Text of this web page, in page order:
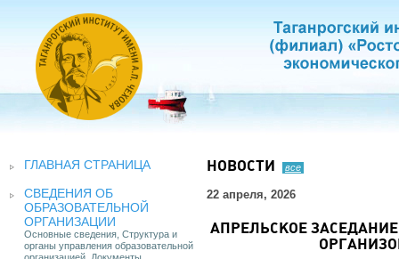
ГЛАВНАЯ СТРАНИЦА
СВЕДЕНИЯ ОБ
ОБРАЗОВАТЕЛЬНОЙ
ОРГАНИЗАЦИИ
Основные сведения, Структура и
органы управления образовательной
НОВОСТИ все
22 апреля, 2026
АПРЕЛЬСКОЕ